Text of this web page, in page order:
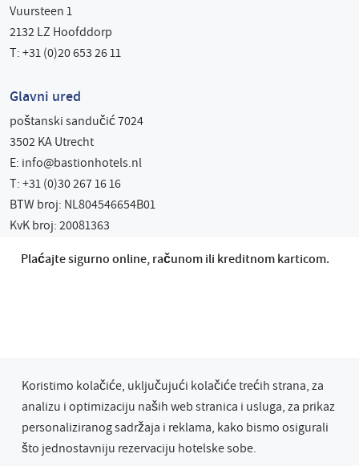
Vuursteen 1
2132 LZ Hoofddorp
T: +31 (0)20 653 26 11
Glavni ured
poštanski sandučić 7024
3502 KA Utrecht
E: info@bastionhotels.nl
T: +31 (0)30 267 16 16
BTW broj: NL804546654B01
KvK broj: 20081363
Plaćajte sigurno online, računom ili kreditnom karticom.
© 2026 Grupa hotela Bastion
Privacy & Cookies Terms & Conditions
Koristimo kolačiće, uključujući kolačiće trećih strana, za
analizu i optimizaciju naših web stranica i usluga, za prikaz
personaliziranog sadržaja i reklama, kako bismo osigurali
što jednostavniju rezervaciju hotelske sobe.